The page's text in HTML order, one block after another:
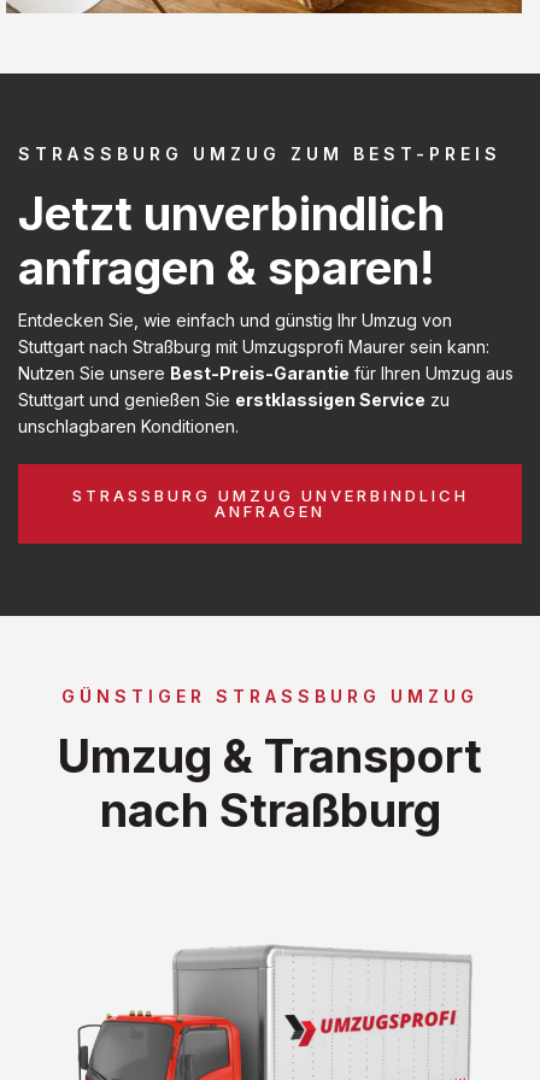
STRASSBURG UMZUG ZUM BEST-PREIS
Jetzt unverbindlich
anfragen & sparen!
Entdecken Sie, wie einfach und günstig Ihr Umzug von
Stuttgart nach Straßburg mit Umzugsprofi Maurer sein kann:
Nutzen Sie unsere Best-Preis-Garantie für Ihren Umzug aus
Stuttgart und genießen Sie erstklassigen Service zu
unschlagbaren Konditionen.
STRASSBURG UMZUG UNVERBINDLICH A
NFRAGEN
GÜNSTIGER STRASSBURG UMZUG
Umzug & Transport
nach Straßburg